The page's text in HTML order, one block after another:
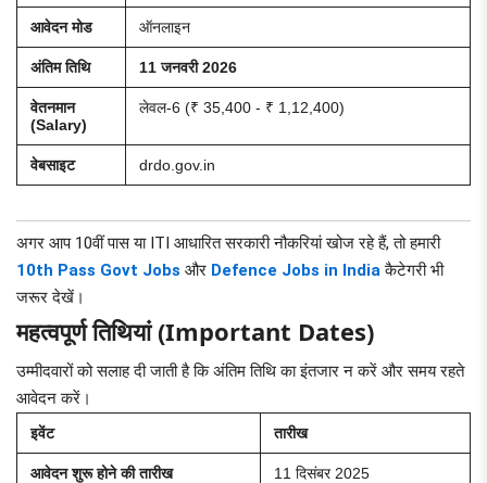
आवेदन मोड ऑनलाइन
अंतिम तिथि 11 जनवरी 2026
वेतनमान
(Salary)
लेवल-6 (₹ 35,400 - ₹ 1,12,400)
वेबसाइट drdo.gov.in
अगर आप 10वीं पास या ITI आधारित सरकारी नौकरियां खोज रहे हैं, तो हमारी
10th Pass Govt Jobs और Defence Jobs in Indiaकैटेगरी भी
जरूर देखें।
महत्वपूर्ण तिथियां (Important Dates)
उम्मीदवारों को सलाह दी जाती है कि अंतिम तिथि का इंतजार न करें और समय रहते
आवेदन करें।
इवेंट तारीख
आवेदन शुरू होने की तारीख 11 दिसंबर 2025